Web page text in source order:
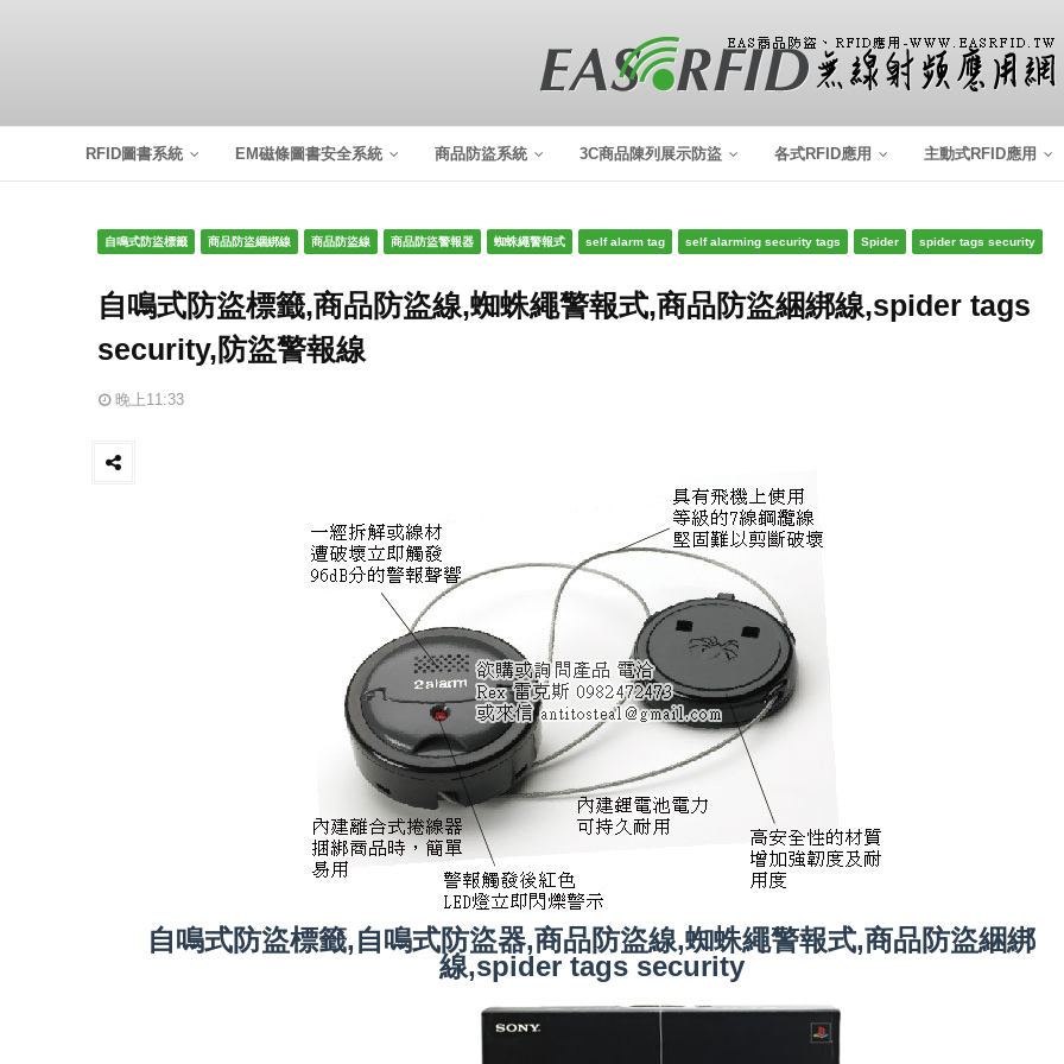
RFID圖書系統 EM磁條圖書安全系統 商品防盜系統 3C商品陳列展示防盜 各式RFID應用 主動式RFID應用
自鳴式防盜標籤 商品防盜綑綁線 商品防盜線 商品防盜警報器 蜘蛛繩警報式 self alarm tag self alarming security tags Spider spider tags security
自鳴式防盜標籤,商品防盜線,蜘蛛繩警報式,商品防盜綑綁線,spider tags
security,防盜警報線
晚上11:33
Pin it
自鳴式防盜標籤,自鳴式防盜器,商品防盜線,蜘蛛繩警報式,商品防盜綑綁
線,spider tags security